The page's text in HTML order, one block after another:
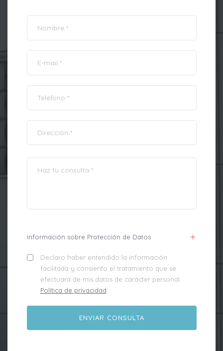
Información sobre Protección de Datos
Declaro haber entendido la información
facilitada y consiento el tratamiento que se
efectuará de mis datos de carácter personal.
Política de privacidad.